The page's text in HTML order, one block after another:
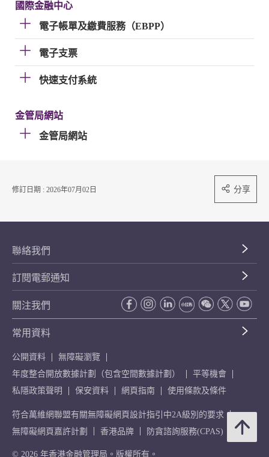
國際金融中心
電子帳單及繳費服務（EBPP）
電子支票
快速支付系統
金管局網站
金管局網站
修訂日期 : 2026年07月02日 分享
聯絡我們
訂閱電郵通知
關注我們
常用資料
公開資料
無障礙瀏覽
年度整合開放數據計劃（包含空間數據計劃）
平等機會
私隱政策聲明
保安資料 網頁指南 使用條款及條件
符合萬維網聯盟有關無障礙網頁設計指引中2A級別的要求
無障礙網頁嘉許計劃
香港品牌 防貪諮詢服務(CPAS)
© 2026 年香港金融管理局。版權所有。